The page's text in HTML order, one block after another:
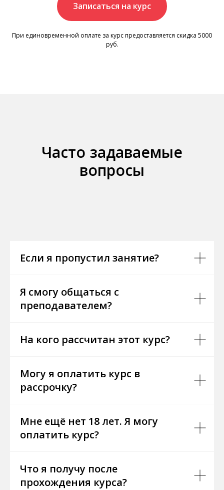
Записаться на курс
При единовременной оплате за курс предоставляется скидка 5000
руб.
Часто задаваемые
вопросы
Если я пропустил занятие?
Я смогу общаться с
преподавателем?
На кого рассчитан этот курс?
Могу я оплатить курс в
рассрочку?
Мне ещё нет 18 лет. Я могу
оплатить курс?
Что я получу после
прохождения курса?